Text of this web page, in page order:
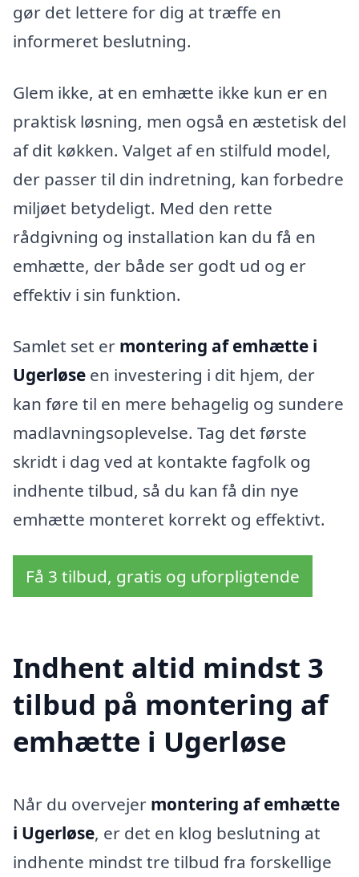
gør det lettere for dig at træffe en
informeret beslutning.
Glem ikke, at en emhætte ikke kun er en
praktisk løsning, men også en æstetisk del
af dit køkken. Valget af en stilfuld model,
der passer til din indretning, kan forbedre
miljøet betydeligt. Med den rette
rådgivning og installation kan du få en
emhætte, der både ser godt ud og er
effektiv i sin funktion.
Samlet set er montering af emhætte i
Ugerløse en investering i dit hjem, der
kan føre til en mere behagelig og sundere
madlavningsoplevelse. Tag det første
skridt i dag ved at kontakte fagfolk og
indhente tilbud, så du kan få din nye
emhætte monteret korrekt og effektivt.
Få 3 tilbud, gratis og uforpligtende
Indhent altid mindst 3
tilbud på montering af
emhætte i Ugerløse
Når du overvejer montering af emhætte
i Ugerløse, er det en klog beslutning at
indhente mindst tre tilbud fra forskellige